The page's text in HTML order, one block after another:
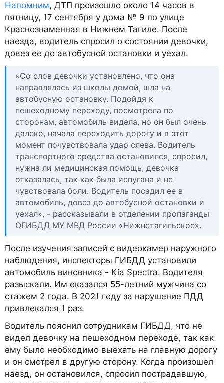
Напомним, ДТП произошло около 14 часов в
пятницу, 17 сентября у дома № 9 по улице
Краснознаменная в Нижнем Тагиле. После
наезда, водитель спросил о состоянии девочки,
довез ее до автобусной остановки и уехал.
«Со слов девочки установлено, что она
направлялась из школы домой, шла на
автобусную остановку. Подойдя к
пешеходному переходу, посмотрела по
сторонам, автомобиль видела, но он был очень
далеко, начала переходить дорогу и в этот
момент почувствовала удар слева. Водитель
транспортного средства остановился, спросил,
нужна ли медицинская помощь, девочка
отказалась, так как была испугана и не
чувствовала боли. Водитель посадил ее в
автомобиль, довез до автобусной остановки и
уехал», - рассказывали в отделении пропаганды
ОГИБДД МУ МВД России «Нижнетагильское».
После изучения записей с видеокамер наружного
наблюдения, инспекторы ГИБДД установили
автомобиль виновника - Kia Spectra. Водителя
разыскали. Им оказался 55-летний мужчина со
стажем 2 года. В 2021 году за нарушение ПДД
привлекался 1 раз.
Водитель пояснил сотрудникам ГИБДД, что не
видел девочку на пешеходном переходе, так как
ему было необходимо выехать на главную дорогу
и он смотрел в другую сторону. Когда произошел
наезд, он остановился, спросил пострадавшую,